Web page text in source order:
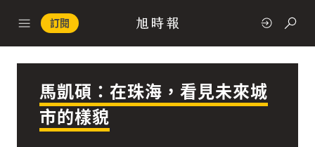
訂閱
政治
馬凱碩：在珠海，看見未來城
市的樣貌